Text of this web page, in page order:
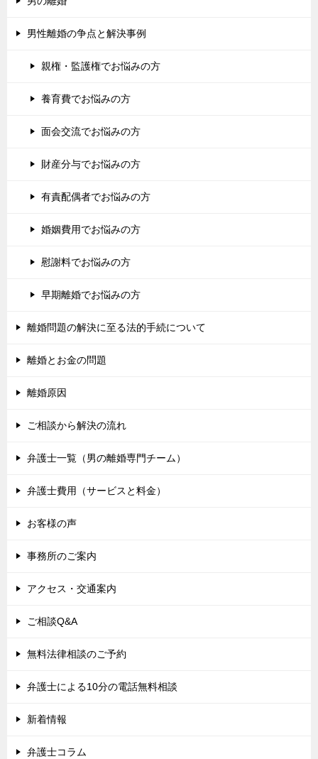
男性離婚の争点と解決事例
親権・監護権でお悩みの方
養育費でお悩みの方
面会交流でお悩みの方
財産分与でお悩みの方
有責配偶者でお悩みの方
婚姻費用でお悩みの方
慰謝料でお悩みの方
早期離婚でお悩みの方
離婚問題の解決に至る法的手続について
離婚とお金の問題
離婚原因
ご相談から解決の流れ
弁護士一覧（男の離婚専門チーム）
弁護士費用（サービスと料金）
お客様の声
事務所のご案内
アクセス・交通案内
ご相談Q&A
無料法律相談のご予約
弁護士による10分の電話無料相談
新着情報
弁護士コラム